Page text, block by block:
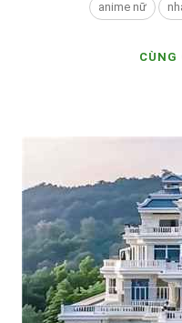
anime nữ
CÙNG